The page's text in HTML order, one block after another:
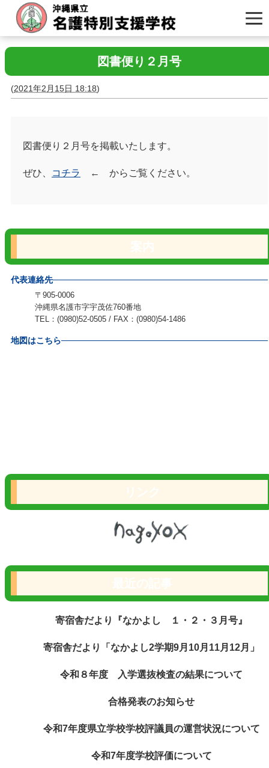
図書便り２月号
(2021年2月15日 18:18)
図書便り２月号を掲載いたします。
ぜひ、 コチラ ← からご覧ください。
代表連絡先
〒905-0006
沖縄県名護市字宇茂佐760番地
TEL：(0980)52-0505 / FAX：(0980)54-1486
地図はこちら
寄宿舎だより『なかよし １・２・３月号』
寄宿舎だより「なかよし2学期9月10月11月12月」
令和８年度 入学選抜検査の結果について
合格発表のお知らせ
令和7年度県立学校学校評議員の運営状況について
令和7年度学校評価について